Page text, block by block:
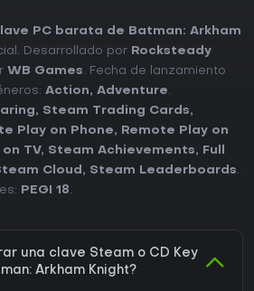
PC barata de Batman: Arkham
Desarrollado por Rocksteady
WB Games. Fecha de lanzamiento
Action, Adventure.
, Steam Trading Cards,
Play on Phone,
Remote Play on
TV, Steam Achievements,
Full
Cloud , Steam Leaderboards.
PEGI 18.
una clave Steam o CD Key
Arkham Knight?